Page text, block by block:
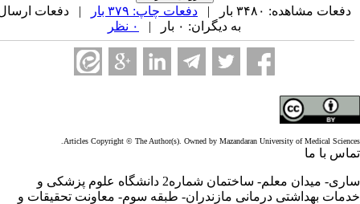
دفعات مشاهده: ۳۴۸۰ بار | دفعات چاپ: ۳۷۹ بار
| دفعات ارسال
به دیگران: ۰ بار |
Articles Copyright © The Author(s). Owned by Mazandaran University of Medical
با ما
ساری- میدان معلم- ساختمان شماره2 دانشگاه علوم پزشکی و
بهداشتی درمانی مازندران- طبقه سوم- معاونت تحقیقات و